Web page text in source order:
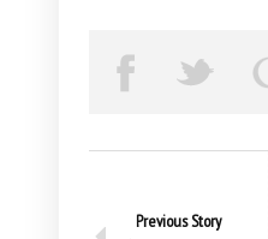
Previous Story